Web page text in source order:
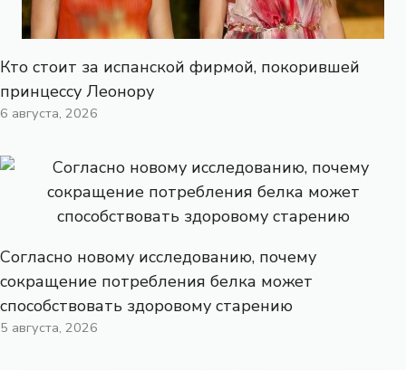
Кто стоит за испанской фирмой, покорившей
принцессу Леонору
6 августа, 2026
Согласно новому исследованию, почему
сокращение потребления белка может
способствовать здоровому старению
5 августа, 2026